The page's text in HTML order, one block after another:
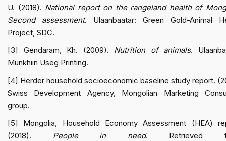
U. (2018). National report on the rangeland health of
Second assessment. Ulaanbaatar: Green Gold-Animal
Project, SDC.
[3] Gendaram, Kh. (2009). Nutrition of animals.
Munkhiin Useg Printing.
[4] Herder household socioeconomic baseline study report.
Swiss Development Agency, Mongolian Marketing
group.
[5] Mongolia, Household Economy Assessment (HEA)
(2018). People in need. Retrieved